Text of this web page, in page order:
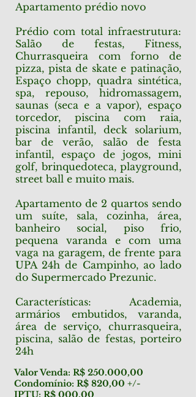
Apartamento prédio novo
Prédio com total infraestrutura:
Salão de festas, Fitness,
Churrasqueira com forno de
pizza, pista de skate e patinação,
Espaço chopp, quadra sintética,
spa, repouso, hidromassagem,
saunas (seca e a vapor), espaço
torcedor, piscina com raia,
piscina infantil, deck solarium,
bar de verão, salão de festa
infantil, espaço de jogos, mini
golf, brinquedoteca, playground,
street ball e muito mais.
Apartamento de 2 quartos sendo
um suíte, sala, cozinha, área,
banheiro social, piso frio,
pequena varanda e com uma
vaga na garagem, de frente para
UPA 24h de Campinho, ao lado
do Supermercado Prezunic.
Características: Academia,
armários embutidos, varanda,
área de serviço, churrasqueira,
piscina, salão de festas, porteiro
24h
Valor Venda: R$ 250.000,00
Condomínio: R$ 820,00 +/-
IPTU: R$ 000,00